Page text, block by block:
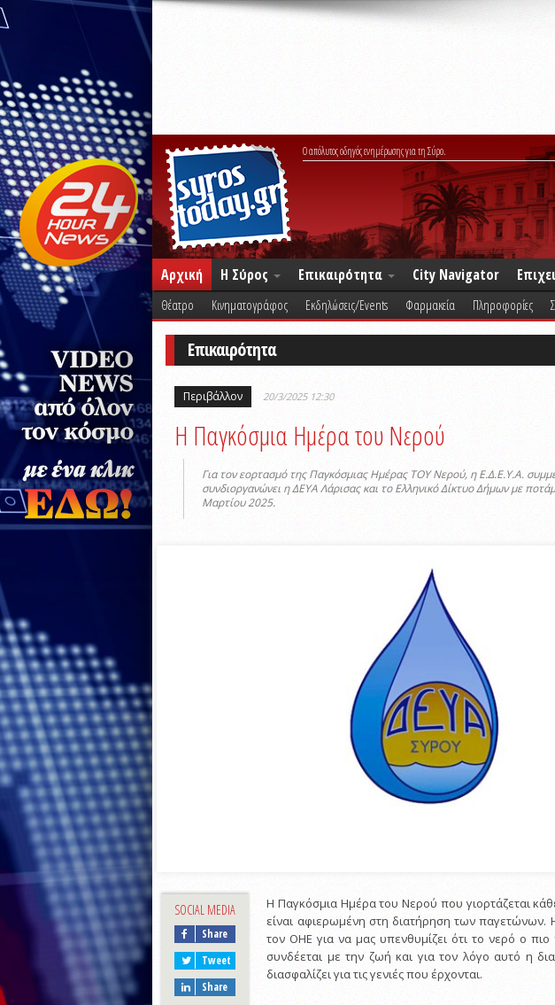
Ο απόλυτος οδηγός ενημέρωσης για τη Σύρο.
Αρχική Η Σύρος Επικαιρότητα City Navigator
Θέατρο Κινηματογράφος Εκδηλώσεις/Events Φαρμακεία Πληροφορίες
Επικαιρότητα
Περιβάλλον 20/3/2025 12:30
Η Παγκόσμια Ημέρα του Νερού
Για τον εορτασμό της Παγκόσμιας Ημέρας ΤΟΥ Νερού, η Ε.Δ.Ε.Υ.Α.
συνδιοργανώνει η ΔΕΥΑ Λάρισας και το Ελληνικό Δίκτυο Δήμων με
Μαρτίου 2025.
SOCIAL MEDIA
Share
Tweet
Share
Η Παγκόσμια Ημέρα του Νερού που γιορτάζεται
είναι αφιερωμένη στη διατήρηση των παγετώνων.
τον ΟΗΕ για να μας υπενθυμίζει ότι το νερό ο
συνδέεται με την ζωή και για τον λόγο αυτό η
διασφαλίζει για τις γενιές που έρχονται.